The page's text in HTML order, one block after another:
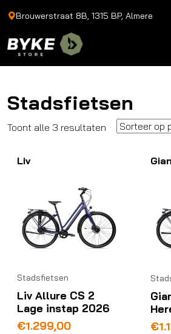
Brouwerstraat 8B, 1315 BP, Almere
Stadsfietsen
Toont alle 3 resultaten Gesorteerd
populariteit
Liv
Stadsfietsen
Liv Allure CS 2
Lage instap 2026
€1.299,00 €